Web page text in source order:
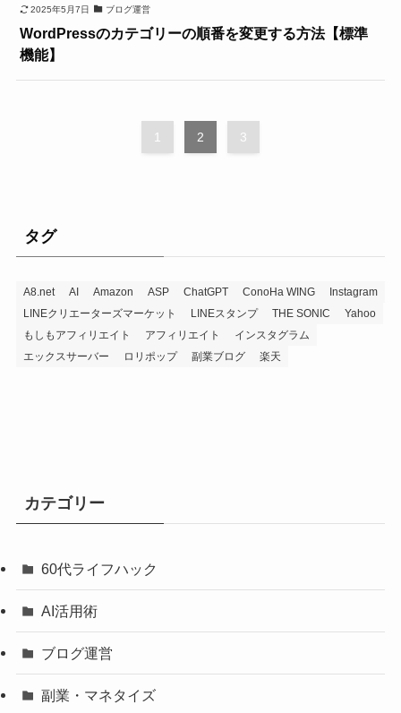
2025年5月7日 ブログ運営
WordPressのカテゴリーの順番を変更する方法【標準
機能】
1 2 3
タグ
A8.net AI Amazon ASP ChatGPT ConoHa WING
Instagram
LINEクリエーターズマーケット
LINEスタンプ THE SONIC
Yahoo
もしもアフィリエイト
アフィリエイト
インスタグラム
エックスサーバー
ロリポップ 副業ブログ 楽天
カテゴリー
60代ライフハック
AI活用術
ブログ運営
副業・マネタイズ